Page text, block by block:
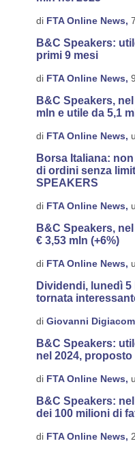
di FTA Online News,
B&C Speakers:
primi 9 mesi
di FTA Online News,
B&C Speakers,
mln e utile da 5,1
di FTA Online News,
Borsa Italiana:
di ordini senza
SPEAKERS
di FTA Online News,
B&C Speakers,
€ 3,53 mln (+6%)
di FTA Online News,
Dividendi, lunedì
tornata
di Giovanni
B&C Speakers:
nel 2024,
di FTA Online News,
B&C Speakers:
dei 100 milioni di
di FTA Online News,